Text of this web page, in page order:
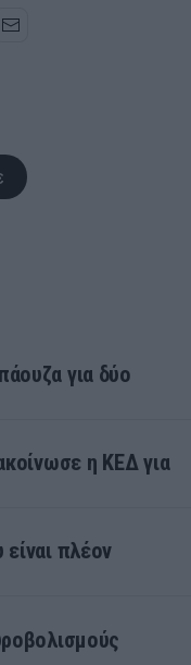
για δύο
η ΚΕΔ για
πλέον